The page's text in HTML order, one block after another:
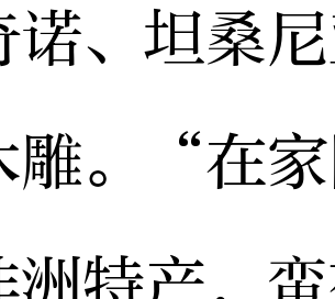
诺、坦桑
雕。“在